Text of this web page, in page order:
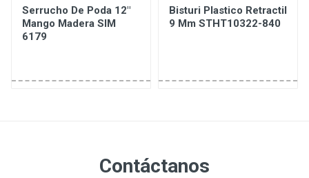
Serrucho De Poda 12"
Mango Madera SIM
6179
Bisturi Plastico Retractil
9 Mm STHT10322-840
Contáctanos